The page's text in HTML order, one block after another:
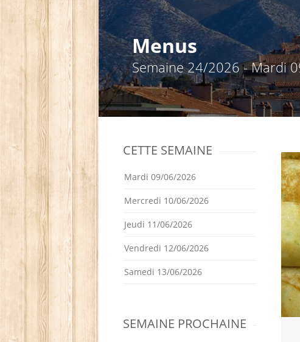
Menus
Semaine 24/2026 - Mardi
CETTE SEMAINE
Mardi 09/06/2026
Mercredi 10/06/2026
Jeudi 11/06/2026
Vendredi 12/06/2026
Samedi 13/06/2026
SEMAINE PROCHAINE